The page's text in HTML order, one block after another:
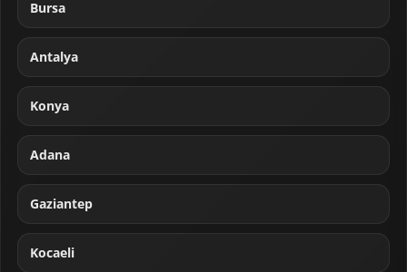
Bursa
Antalya
Konya
Adana
Gaziantep
Kocaeli